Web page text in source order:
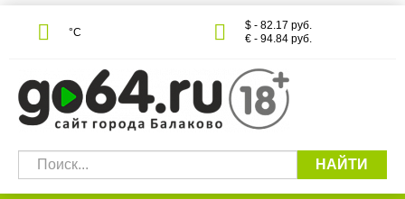
°С
$ - 82.17 руб.
€ - 94.84 руб.
НАЙТИ